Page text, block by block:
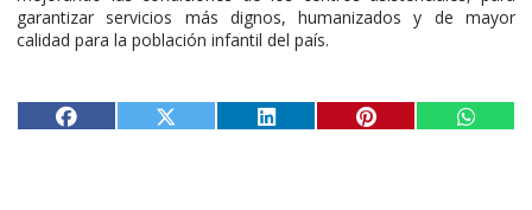
garantizar servicios más dignos, humanizados y de mayor
calidad para la población infantil del país.